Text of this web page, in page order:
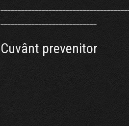
Cuvânt prevenitor